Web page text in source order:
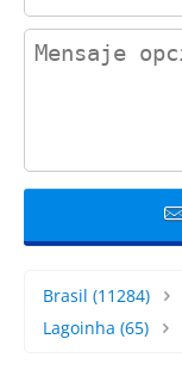
contact_message
Brasil (11284)
Lagoinha (65)